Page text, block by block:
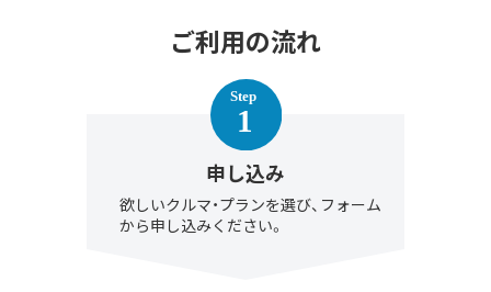
ご利用の流れ
申し込み
欲しいクルマ・プランを選び、フォーム
から申し込みください。